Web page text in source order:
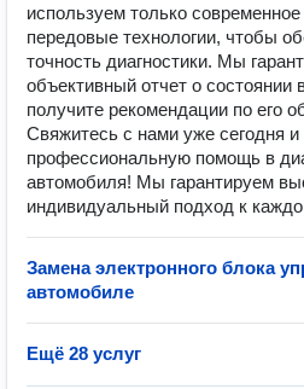
используем только
передовые технологии, чтобы
точность диагностики. Мы
объективный отчет о состоянии
получите рекомендации по его
Свяжитесь с нами уже сегодня и
профессиональную помощь в
автомобиля! Мы гарантируем
индивидуальный подход к
Замена электронного блока
автомобиле
Ещё 28 услуг